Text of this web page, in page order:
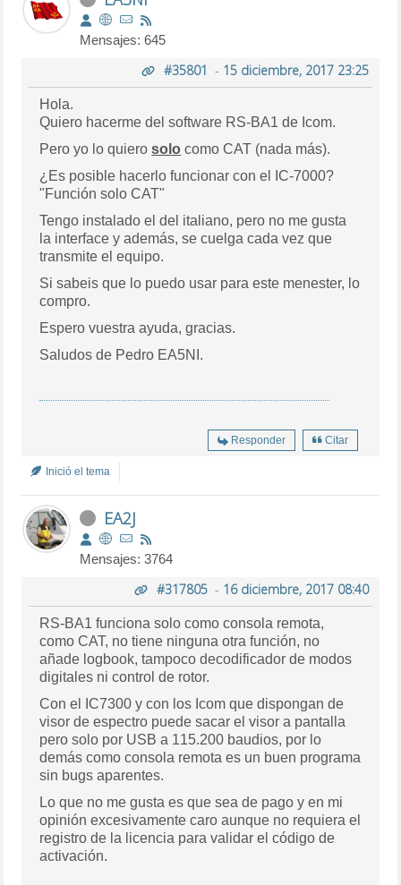
Mensajes: 645
#35801 - 15 diciembre, 2017 23:25
Hola.
Quiero hacerme del software RS-BA1 de Icom.
Pero yo lo quierosolo como CAT (nada más).
¿Es posible hacerlo funcionar con el IC-7000?
"Función solo CAT"
Tengo instalado el del italiano, pero no me gusta
la interface y además, se cuelga cada vez que
transmite el equipo.
Si sabeis que lo puedo usar para este menester, lo
compro.
Espero vuestra ayuda, gracias.
Saludos de Pedro EA5NI.
Responder Citar
Inició el tema
EA2J
Mensajes: 3764
#317805- 16 diciembre, 2017 08:40
RS-BA1 funciona solo como consola remota,
como CAT, no tiene ninguna otra función, no
añade logbook, tampoco decodificador de modos
digitales ni control de rotor.
Con el IC7300 y con los Icom que dispongan de
visor de espectro puede sacar el visor a pantalla
pero solo por USB a 115.200 baudios, por lo
demás como consola remota es un buen programa
sin bugs aparentes.
Lo que no me gusta es que sea de pago y en mi
opinión excesivamente caro aunque no requiera el
registro de la licencia para validar el código de
activación.